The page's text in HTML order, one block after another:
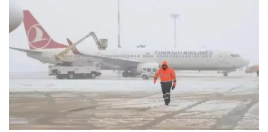
Gizlilik Politikası
Reklam ve İşbirliği
Bodrum Trafik Yoğunluk Haritası
Turizm